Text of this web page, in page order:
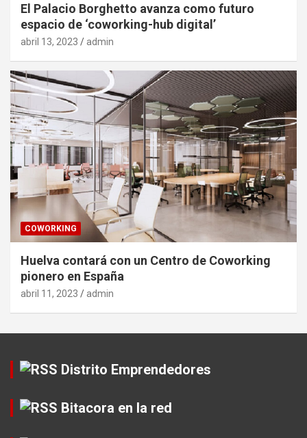
El Palacio Borghetto avanza como futuro
espacio de ‘coworking-hub digital’
abril 13, 2023 admin
COWORKING
Huelva contará con un Centro de Coworking
pionero en España
abril 11, 2023 admin
Distrito Emprendedores
Bitacora en la red